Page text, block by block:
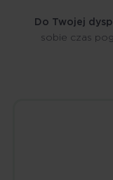
Do Twojej
sobie czas